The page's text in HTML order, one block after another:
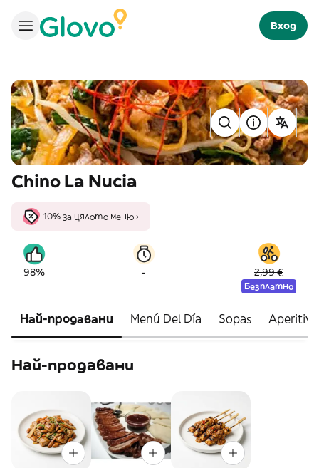
Вход
Chino La Nucia
-10% за цялото меню ›
98% - 2,99 €
Безплатно
Най-продавани Menú Del Día Sopas
Най-продавани